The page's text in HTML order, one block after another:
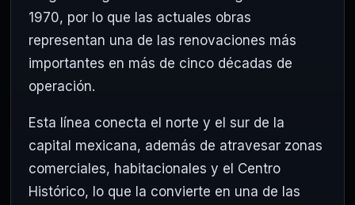
1970, por lo que las actuales obras
representan una de las renovaciones más
importantes en más de cinco décadas de
operación.
Esta línea conecta el norte y el sur de la
capital mexicana, además de atravesar zonas
comerciales, habitacionales y el Centro
Histórico, lo que la convierte en una de las